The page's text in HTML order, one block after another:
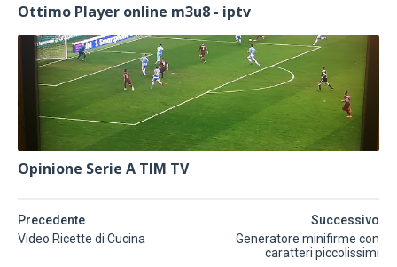
Ottimo Player online m3u8 - iptv
Opinione Serie A TIM TV
Successivo
Generatore minifirme con
caratteri piccolissimi
Precedente
Video Ricette di Cucina